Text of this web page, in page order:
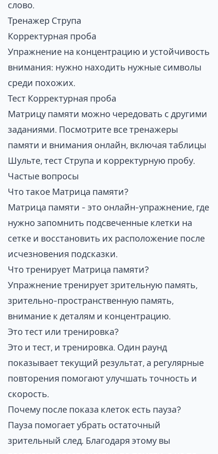
слово.
Тренажер Струпа
Корректурная проба
Упражнение на концентрацию и устойчивость
внимания: нужно находить нужные символы
среди похожих.
Тест Корректурная проба
Матрицу памяти можно чередовать с другими
заданиями. Посмотрите все тренажеры
памяти и внимания онлайн , включая таблицы
Шульте, тест Струпа и корректурную пробу.
Частые вопросы
Что такое Матрица памяти?
Матрица памяти - это онлайн-упражнение, где
нужно запомнить подсвеченные клетки на
сетке и восстановить их расположение после
исчезновения подсказки.
Что тренирует Матрица памяти?
Упражнение тренирует зрительную память,
зрительно-пространственную память,
внимание к деталям и концентрацию.
Это тест или тренировка?
Это и тест, и тренировка. Один раунд
показывает текущий результат, а регулярные
повторения помогают улучшать точность и
скорость.
Почему после показа клеток есть пауза?
Пауза помогает убрать остаточный
зрительный след. Благодаря этому вы